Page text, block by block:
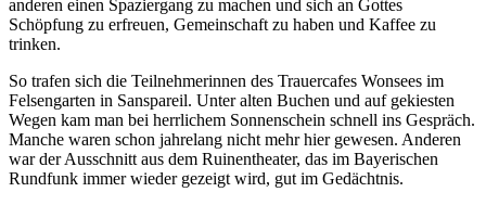
anderen einen Spaziergang zu machen und sich an Gottes
Schöpfung zu erfreuen, Gemeinschaft zu haben und Kaffee zu
trinken.
So trafen sich die Teilnehmerinnen des Trauercafes Wonsees im
Felsengarten in Sanspareil. Unter alten Buchen und auf gekiesten
Wegen kam man bei herrlichem Sonnenschein schnell ins Gespräch.
Manche waren schon jahrelang nicht mehr hier gewesen. Anderen
war der Ausschnitt aus dem Ruinentheater, das im Bayerischen
Rundfunk immer wieder gezeigt wird, gut im Gedächtnis.